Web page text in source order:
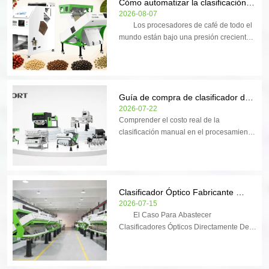
mundo. 　　Para retribuir a
nue...
compradores globales q...
tostadores y exportadores,  Clasifi...
Cómo automatizar la clasificación
de granos de café con Tecnología
clasificadora de colores de IA
2026-08-07
Los procesadores de café de todo el
mundo están bajo una presión creciente
tiempo el método p...
Guía de compra de clasificador de
colores de IA asequible para
compradores de 2026
2026-07-22
Comprender el costo real de la
clasificación manual en el procesamiento
operativos: c...
Clasificador Óptico Fabricante
Directo: ¿Por Qué Comprar Directo
de WESORT?
2026-07-15
El Caso Para Abastecer
Clasificadores Ópticos Directamente Del